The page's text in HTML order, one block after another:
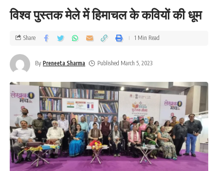
विश्व पुस्तक मेले में हिमाचल के कवियों की धूम
By Preneeta Sharma Published March 5, 2023
Share 1 Min Read